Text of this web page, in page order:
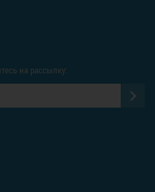
на рассылку: